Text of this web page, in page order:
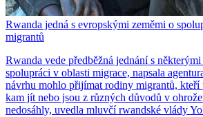
Rwanda jedná s evropskými zeměmi o
migrantů
Rwanda vede předběžná jednání s
spolupráci v oblasti migrace, napsala
návrhu mohlo přijímat rodiny migrantů, kteří
kam jít nebo jsou z různých důvodů v
nedosáhly, uvedla mluvčí rwandské vlády